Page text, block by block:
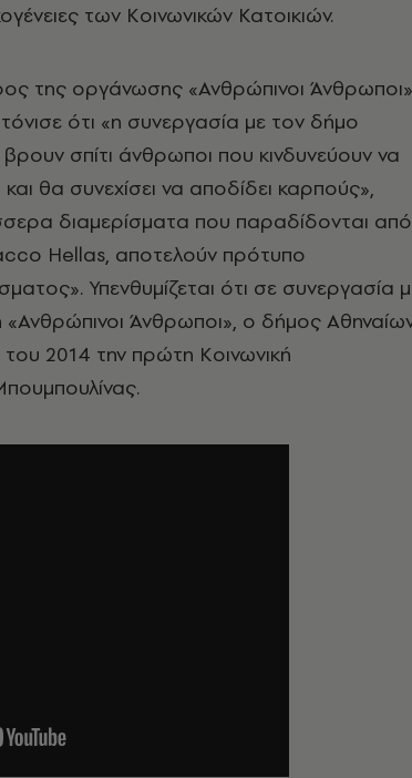
των Κοινωνικών Κατοικιών.
της οργάνωσης «Ανθρώπινοι
ότι «η συνεργασία με τον δήμο
σπίτι άνθρωποι που κινδυνεύουν να
και θα συνεχίσει να αποδίδει καρπούς»,
διαμερίσματα που παραδίδονται από
Hellas, αποτελούν πρότυπο
Υπενθυμίζεται ότι σε συνεργασία
«Ανθρώπινοι Άνθρωποι», ο δήμος
του 2014 την πρώτη Κοινωνική